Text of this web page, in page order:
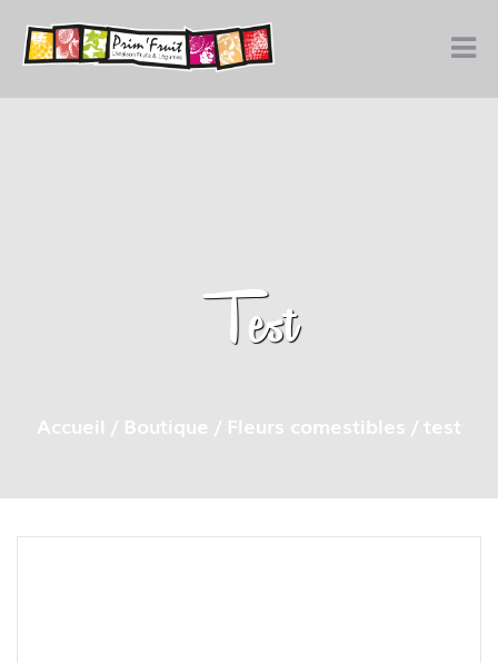
Test
Accueil / Boutique / Fleurs comestibles / test